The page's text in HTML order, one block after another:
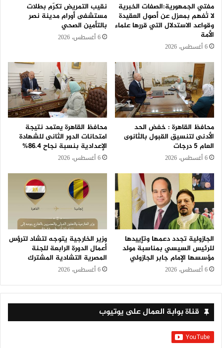
مفتي الجمهورية:الصفات الخبرية
لا تُفهم بمعزل عن أصول العقيدة
وقواعد الاستدلال التي قررها علماء
الأمة
6 أغسطس، 2026
نقيب التمريض تكرّم بطلات
مستشفى أورام مدينة نصر
بالتأمين الصحي
6 أغسطس، 2026
محافظ القاهرة : خفض الحد
الأدنى لتنسيق القبول بالثانوى
العام 5 درجات
6 أغسطس، 2026
محافظ القاهرة يعتمد نتيجة
امتحانات الدور الثانى للشهادة
الإعدادية بنسبة نجاح 86.4%
6 أغسطس، 2026
الجازولية تجدد دعمها وتإييدها
للرئيس السيسي بمناسبة مولد
مؤسسها الإمام جابر الجازولي
6 أغسطس، 2026
وزير الخارجية يتوجه لتشاد لترؤس
أعمال الدورة الرابعة للجنة
المصرية التشادية المشترك
6 أغسطس، 2026
قناة بوابة العمال على يوتيوب